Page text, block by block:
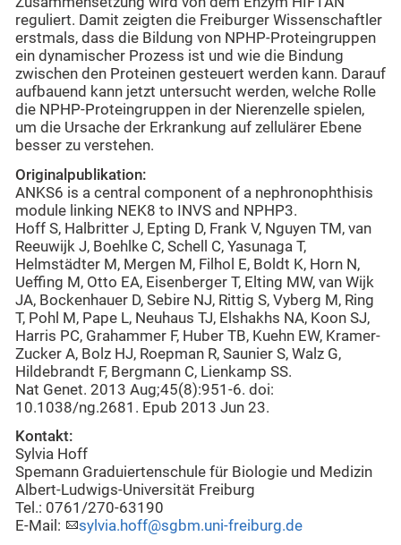
reguliert. Damit zeigten die Freiburger Wissenschaftler
erstmals, dass die Bildung von NPHP-Proteingruppen
ein dynamischer Prozess ist und wie die Bindung
zwischen den Proteinen gesteuert werden kann. Darauf
aufbauend kann jetzt untersucht werden, welche Rolle
die NPHP-Proteingruppen in der Nierenzelle spielen,
um die Ursache der Erkrankung auf zellulärer Ebene
besser zu verstehen.
Originalpublikation:
ANKS6 is a central component of a nephronophthisis
module linking NEK8 to INVS and NPHP3.
Hoff S, Halbritter J, Epting D, Frank V, Nguyen TM, van
Reeuwijk J, Boehlke C, Schell C, Yasunaga T,
Helmstädter M, Mergen M, Filhol E, Boldt K, Horn N,
Ueffing M, Otto EA, Eisenberger T, Elting MW, van Wijk
JA, Bockenhauer D, Sebire NJ, Rittig S, Vyberg M, Ring
T, Pohl M, Pape L, Neuhaus TJ, Elshakhs NA, Koon SJ,
Harris PC, Grahammer F, Huber TB, Kuehn EW, Kramer-
Zucker A, Bolz HJ, Roepman R, Saunier S, Walz G,
Hildebrandt F, Bergmann C, Lienkamp SS.
Nat Genet. 2013 Aug;45(8):951-6. doi:
10.1038/ng.2681. Epub 2013 Jun 23.
Kontakt:
Sylvia Hoff
Spemann Graduiertenschule für Biologie und Medizin
Albert-Ludwigs-Universität Freiburg
Tel.: 0761/270-63190
E-Mail:
sylvia.hoff@sgbm.uni-freiburg.de